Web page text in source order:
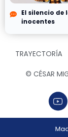
El silencio de
inocentes
TRAYECTORÍA
© CÉSAR